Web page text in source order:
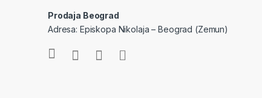
Prodaja Beograd
Adresa: Episkopa Nikolaja – Beograd (Zemun)